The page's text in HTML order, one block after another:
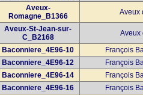
Aveux-
Romagne_B1366
Aveux
Aveux-St-Jean-sur-
C_B2168
Aveux
Baconniere_4E96-10
François
Baconniere_4E96-12
François
Baconniere_4E96-14
François
Baconniere_4E96-16
François